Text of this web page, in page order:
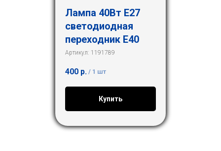
Лампа 40Вт Е27
светодиодная
переходник Е40
Артикул: 1191789
400 р. / 1 шт
Купить